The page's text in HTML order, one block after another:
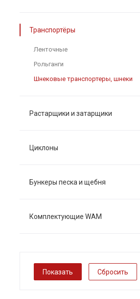
Транспортёры
Ленточные
Рольганги
Шнековые транспортеры, шнеки
Растарщики и затарщики
Циклоны
Бункеры песка и щебня
Комплектующие WAM
Сбросить